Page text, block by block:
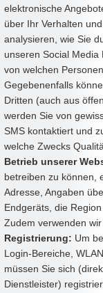
elektronische
über Ihr Verhalten
analysieren, wie Sie
unseren Social
von welchen
Gegebenenfalls
Dritten (auch aus
werden Sie von
SMS kontaktiert und
welche Zwecks
Betrieb unserer
betreiben zu können,
Adresse, Angaben
Endgeräts, die
Zudem verwenden
Registrierung: Um
Login-Bereiche,
müssen Sie sich
Dienstleister)